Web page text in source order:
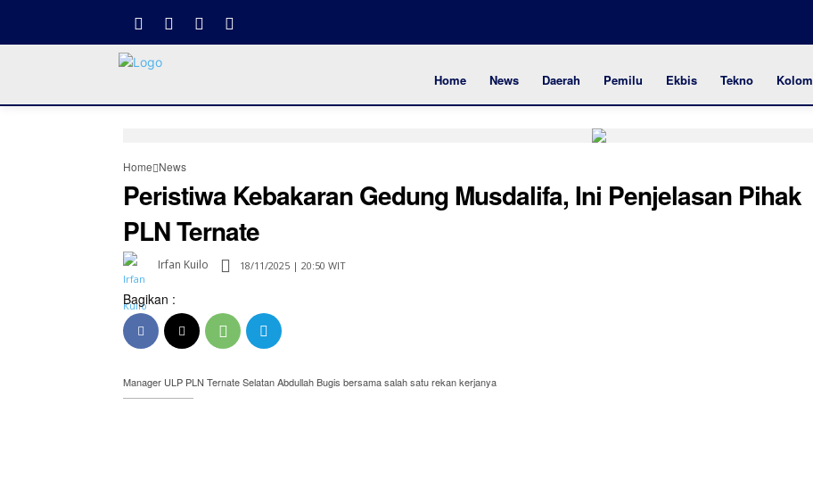
Home News Daerah Pemilu Ekbis Tekno Kolom
Home News
Peristiwa Kebakaran Gedung Musdalifa, Ini Penjelasan Pihak
PLN Ternate
Irfan Kuilo 18/11/2025 | 20:50 WIT
Bagikan :
Manager ULP PLN Ternate Selatan Abdullah Bugis bersama salah satu rekan kerjanya